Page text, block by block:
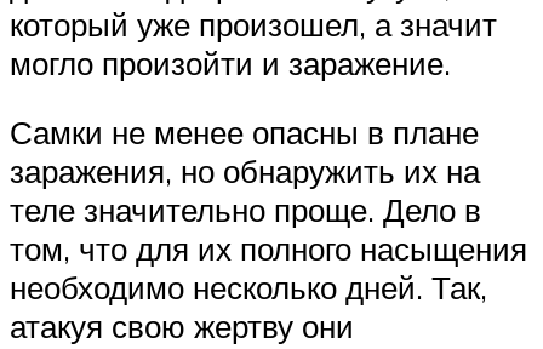
который уже произошел, а значит
могло произойти и заражение.
Самки не менее опасны в плане
заражения, но обнаружить их на
теле значительно проще. Дело в
том, что для их полного насыщения
необходимо несколько дней. Так,
атакуя свою жертву они